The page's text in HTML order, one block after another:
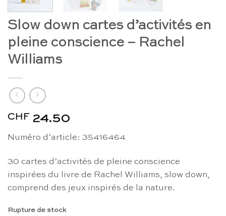
Slow down cartes d’activités en
pleine conscience – Rachel
Williams
CHF 24.50
Numéro d’article: 35416464
30 cartes d’activités de pleine conscience
inspirées du livre de Rachel Williams, slow down,
comprend des jeux inspirés de la nature.
Rupture de stock